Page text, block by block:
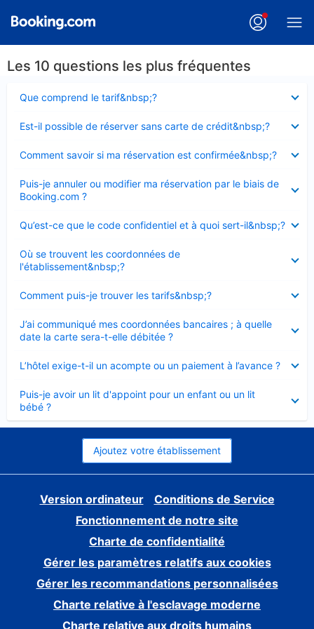
Les 10 questions les plus fréquentes
Que comprend le tarif&nbsp;?
fermé
Est-il possible de réserver sans carte de crédit&nbsp;?
fermé
Comment savoir si ma réservation est confirmée&nbsp;?
fermé
Puis-je annuler ou modifier ma réservation par le biais de
Booking.com ?
fermé
Qu’est-ce que le code confidentiel et à quoi sert-il&nbsp;?
fermé
Où se trouvent les coordonnées de
l'établissement&nbsp;?
fermé
Comment puis-je trouver les tarifs&nbsp;?
fermé
J’ai communiqué mes coordonnées bancaires ; à quelle
date la carte sera-t-elle débitée ?
fermé
L’hôtel exige-t-il un acompte ou un paiement à l’avance ?
fermé
Puis-je avoir un lit d'appoint pour un enfant ou un lit
bébé ?
fermé
Ajoutez votre établissement
Version ordinateur
Conditions de Service
Fonctionnement de notre site
Charte de confidentialité
Gérer les paramètres relatifs aux cookies
Gérer les recommandations personnalisées
Charte relative à l'esclavage moderne
Charte relative aux droits humains